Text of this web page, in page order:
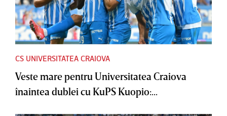
CS UNIVERSITATEA CRAIOVA
Veste mare pentru Universitatea Craiova
înaintea dublei cu KuPS Kuopio:...